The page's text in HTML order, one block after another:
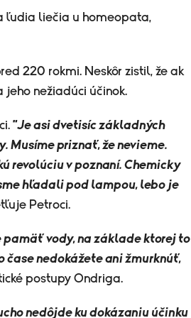
ľudia liečia u homeopata,
220 rokmi. Neskôr zistil, že ak
jeho nežiadúci účinok.
"Je asi dvetisíc základných
Musíme priznať, že nevieme.
revolúciu v poznaní. Chemicky
hľadali pod lampou, lebo je
Petroci.
pamäť vody, na základe ktorej to
čase nedokážete ani žmurknúť,
postupy Ondriga.
nedôjde ku dokázaniu účinku